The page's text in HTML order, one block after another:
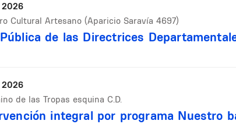
2026
Cultural Artesano (Aparicio Saravía 4697)
de las Directrices
2026
de las Tropas esquina C.D.
integral por programa Nuestro